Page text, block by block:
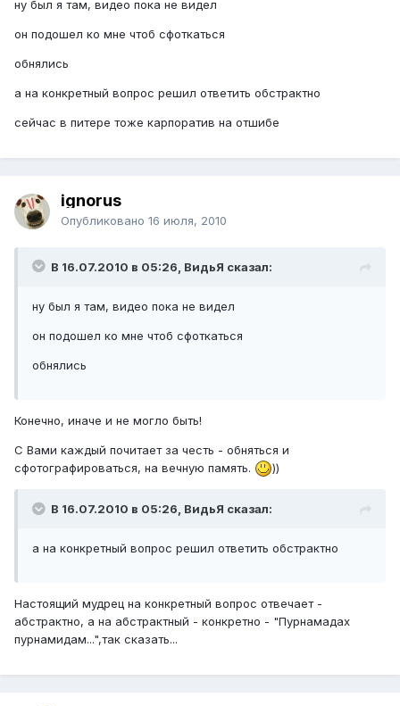
ну был я там, видео пока не видел
он подошел ко мне чтоб сфоткаться
обнялись
а на конкретный вопрос решил ответить обстрактно
сейчас в питере тоже карпоратив на отшибе
ignorus
Опубликовано 16 июля, 2010
В 16.07.2010 в 05:26, ВидьЯ сказал:
ну был я там, видео пока не видел
он подошел ко мне чтоб сфоткаться
обнялись
Конечно, иначе и не могло быть!
С Вами каждый почитает за честь - обняться и
сфотографироваться, на вечную память.
))
В 16.07.2010 в 05:26, ВидьЯ сказал:
а на конкретный вопрос решил ответить обстрактно
Настоящий мудрец на конкретный вопрос отвечает -
абстрактно, а на абстрактный - конкретно - "Пурнамадах
пурнамидам...",так сказать...